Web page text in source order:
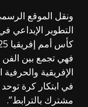
ونقل الموقع
التطوير
فهي تجمع بين
الإفريقية
في ابتكار كرة
مشترك بالترابط”.